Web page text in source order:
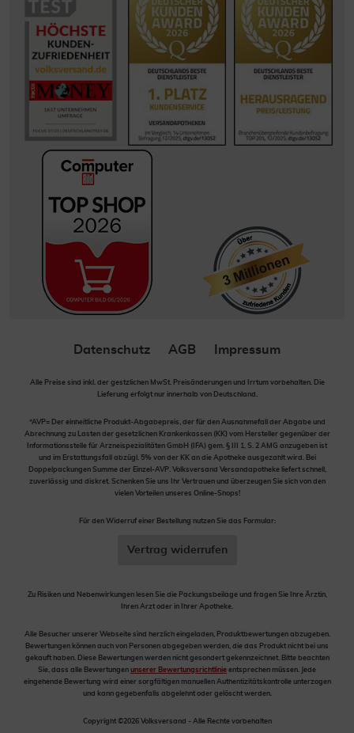
Datenschutz AGB Impressum
Alle Preise sind inkl. der gestzlichen MwSt. Preisänderungen und Irrtum vorbehalten. Die
Lieferung erfolgt nur innerhalb von Deutschland.
*AVP= Der einheitliche Produkt-Abgabepreis, der für den Ausnahmefall der Abgabe und
Abrechnung zu Lasten der gesetzlichen Krankenkassen (KK) vom Hersteller gegenüber der
Informationsstelle für Arzneispezialitäten GmbH (IFA) gem. § III 1, S. 2 AMG anzugeben ist
und im Erstattungsfall abzügl. 5% von der KK an die Apotheke ausgezahlt wird. Bei
Doppelpackungen Summe der Einzel-AVP. Volksversand Versandapotheke liefert schnell,
zuverlässig und diskret. Schenken Sie uns Ihr Vertrauen und überzeugen Sie sich von den
vielen Vorteilen unseres Online-Shops!
Für den Widerruf einer Bestellung nutzen Sie das Formular:
Vertrag widerrufen
Zu Risiken und Nebenwirkungen lesen Sie die Packungsbeilage und fragen Sie Ihre Ärztin,
Ihren Arzt oder in Ihrer Apotheke.
Alle Besucher unserer Webseite sind herzlich eingeladen, Produktbewertungen abzugeben.
Bewertungen können auch von Personen abgegeben werden, die das Produkt nicht bei uns
gekauft haben. Diese Bewertungen werden nicht gesondert gekennzeichnet. Bitte beachten
Sie, dass alle Bewertungen unserer Bewertungsrichtlinie entsprechen müssen. Jede
eingehende Bewertung wird einer sorgfältigen manuellen Authentizitätskontrolle unterzogen
und kann gegebenfalls abgelehnt oder gelöscht werden.
Copyright ©2026 Volksversand - Alle Rechte vorbehalten